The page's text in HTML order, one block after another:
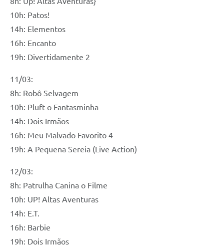
10h: Patos!
14h: Elementos
16h: Encanto
19h: Divertidamente 2
11/03:
8h: Robô Selvagem
10h: Pluft o Fantasminha
14h: Dois Irmãos
16h: Meu Malvado Favorito 4
19h: A Pequena Sereia (Live Action)
12/03:
8h: Patrulha Canina o Filme
10h: UP! Altas Aventuras
14h: E.T.
16h: Barbie
19h: Dois Irmãos